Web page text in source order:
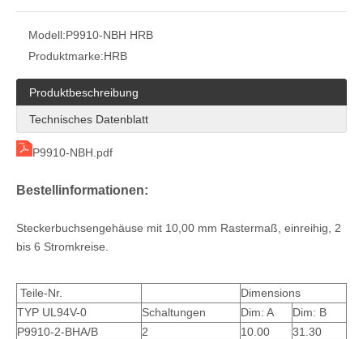
Modell:P9910-NBH HRB
Produktmarke:HRB
Produktbeschreibung
Technisches Datenblatt
P9910-NBH.pdf
Bestellinformationen:
Steckerbuchsengehäuse mit 10,00 mm Rastermaß, einreihig, 2
bis 6 Stromkreise.
Teile-Nr.
Dimensions
TYP UL94V-0
Schaltungen Dim: A
Dim: B
P9910-2-BHA/B
2 10.00
31.30